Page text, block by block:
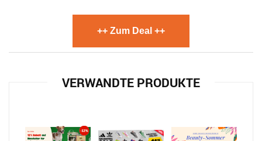
++ Zum Deal ++
VERWANDTE PRODUKTE